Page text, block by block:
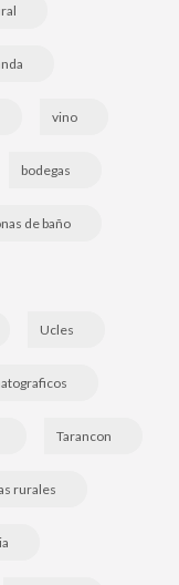
vino
bodegas
de baño
Ucles
Tarancon
rurales